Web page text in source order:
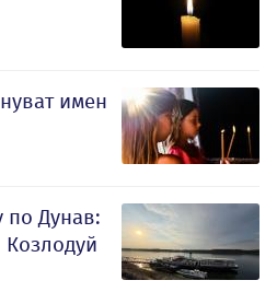
имен
по Дунав:
Козлодуй